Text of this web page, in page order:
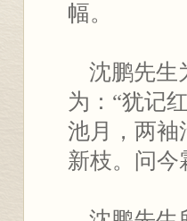
幅。
沈鹏先生
为：“犹记
池月，两袖
新枝。问今